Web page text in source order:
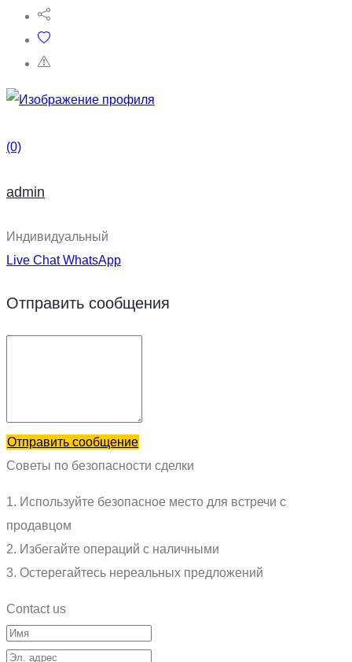
(0)
admin
Индивидуальный
Live Chat WhatsApp
Отправить сообщения
Отправить сообщение
Советы по безопасности сделки
1. Используйте безопасное место для встречи с
продавцом
2. Избегайте операций с наличными
3. Остерегайтесь нереальных предложений
Contact us